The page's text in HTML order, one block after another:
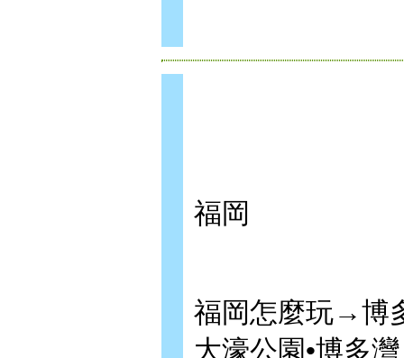
福岡
福岡怎麼玩→博
大濠公園•博多